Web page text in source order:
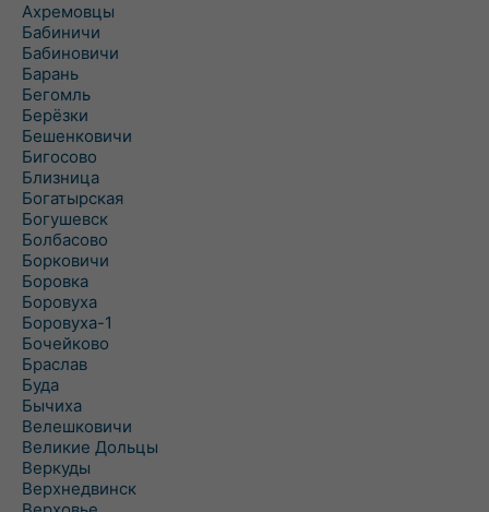
Ахремовцы
Бабиничи
Бабиновичи
Барань
Бегомль
Берёзки
Бешенковичи
Бигосово
Близница
Богатырская
Богушевск
Болбасово
Борковичи
Боровка
Боровуха
Боровуха-1
Бочейково
Браслав
Буда
Бычиха
Велешковичи
Великие Дольцы
Веркуды
Верхнедвинск